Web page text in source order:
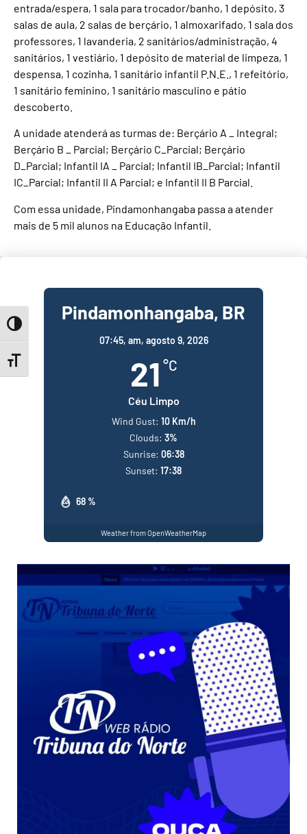
Toggle High Contrast
Toggle Font size
entrada/espera, 1 sala para trocador/banho, 1 depósito, 3
salas de aula, 2 salas de berçário, 1 almoxarifado, 1 sala dos
professores, 1 lavanderia, 2 sanitários/administração, 4
sanitários, 1 vestiário, 1 depósito de material de limpeza, 1
despensa, 1 cozinha, 1 sanitário infantil P.N.E., 1 refeitório,
1 sanitário feminino, 1 sanitário masculino e pátio
descoberto.
A unidade atenderá as turmas de: Berçário A _ Integral;
Berçário B _ Parcial; Berçário C_Parcial; Berçário
D_Parcial; Infantil IA _ Parcial; Infantil IB_Parcial; Infantil
IC_Parcial; Infantil II A Parcial; e Infantil II B Parcial.
Com essa unidade, Pindamonhangaba passa a atender
mais de 5 mil alunos na Educação Infantil.
Pindamonhangaba, BR
07:45, am, agosto 9, 2026
21 °C
Céu Limpo
68 %
Wind Gust: 10 Km/h
Clouds: 3%
Sunrise: 06:38
Sunset: 17:38
Weather from OpenWeatherMap